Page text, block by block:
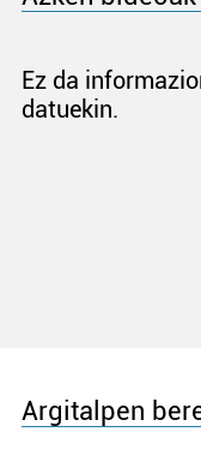
Ez da
datuekin.
Argitalpen